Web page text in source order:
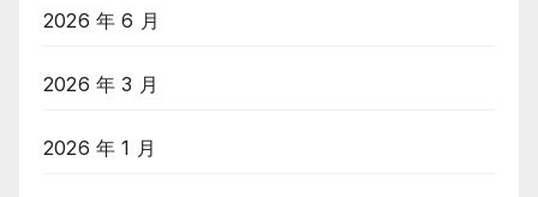
2026 年 6 月
2026 年 3 月
2026 年 1 月